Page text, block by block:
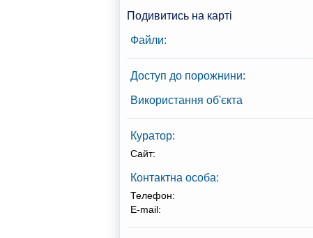
Подивитись на карті
Файли:
Доступ до порожнини:
Використання об'єкта
Куратор:
Сайт:
Контактна особа:
Телефон:
E-mail: